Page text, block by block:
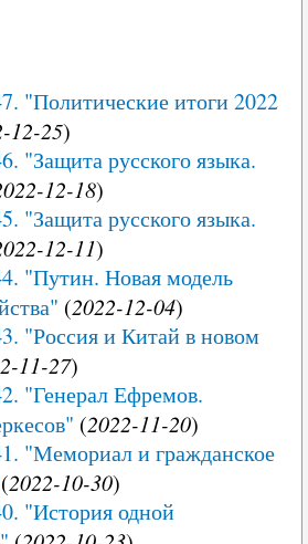
"Политические итоги 2022
12-25)
"Защита русского языка.
12-18)
"Защита русского языка.
12-11)
"Путин. Новая модель
(2022-12-04)
"Россия и Китай в новом
11-27)
"Генерал Ефремов.
(2022-11-20)
"Мемориал и гражданское
(2022-10-30)
"История одной